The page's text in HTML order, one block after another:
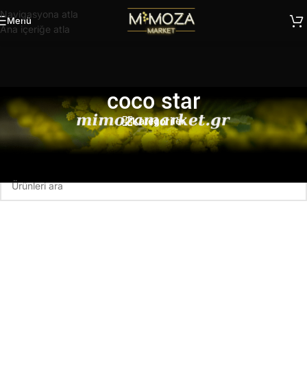
Navigasyona atla
Ana içeriğe atla
Menü
coco star
Kategoriler
Ana Sayfa
Ürünler “coco star” olarak etiketlendi